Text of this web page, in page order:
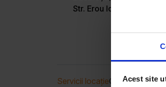
Acest site
Str. Erou Ion Scorțan, Nr.
Servicii locațieOferta curentă